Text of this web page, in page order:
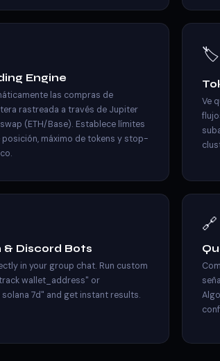
Engine
las compras de
rastreada a través de Jupiter
(ETH/Base). Establece límites
posición, máximo de tokens y stop-
🏷️
Ve
& Discord Bots
in your group chat. Run custom
wallet_address" or
7d" and get instant results.
🔗